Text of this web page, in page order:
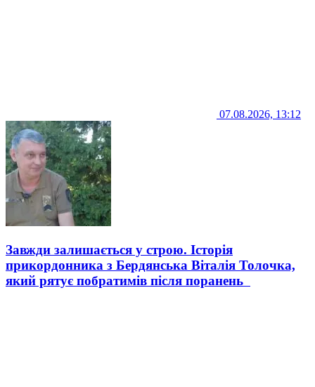
07.08.2026, 13:12
Завжди залишається у строю. Історія
прикордонника з Бердянська Віталія Толочка,
який рятує побратимів після поранень